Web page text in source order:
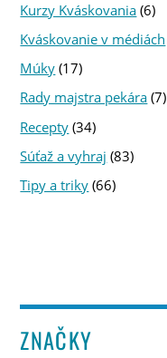
Kurzy Kváskovania (6)
Kváskovanie v médiách
Múky (17)
Rady majstra pekára (7)
Recepty (34)
Súťaž a vyhraj (83)
Tipy a triky (66)
ZNAČKY